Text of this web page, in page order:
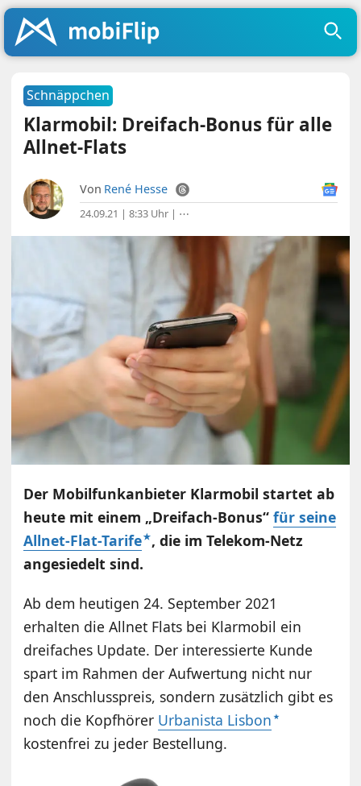
Schnäppchen
Klarmobil: Dreifach-Bonus für alle
Allnet-Flats
Von René Hesse
24.09.21 | 8:33 Uhr | ⋯
Der Mobilfunkanbieter Klarmobil startet ab
heute mit einem „Dreifach-Bonus“für seine
Allnet-Flat-Tarife , die im Telekom-Netz
angesiedelt sind.
Ab dem heutigen 24. September 2021
erhalten die Allnet Flats bei Klarmobil ein
dreifaches Update. Der interessierte Kunde
spart im Rahmen der Aufwertung nicht nur
den Anschlusspreis, sondern zusätzlich gibt es
noch die Kopfhörer Urbanista Lisbon
kostenfrei zu jeder Bestellung.